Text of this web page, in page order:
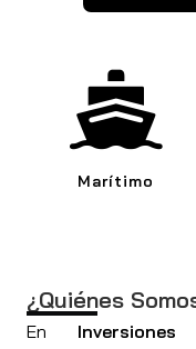
Marítimo
¿Quiénes
En